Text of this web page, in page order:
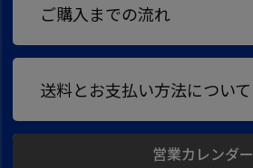
ご購入までの流れ
送料とお支払い方法について
営業カレンダー